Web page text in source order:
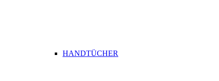
HANDTÜCHER